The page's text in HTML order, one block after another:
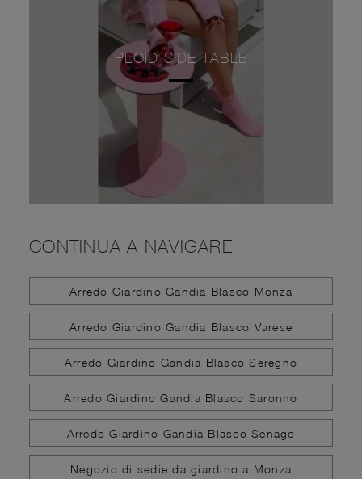
PLOID SIDE TABLE
CONTINUA A NAVIGARE
Arredo Giardino Gandia Blasco Monza
Arredo Giardino Gandia Blasco Varese
Arredo Giardino Gandia Blasco Seregno
Arredo Giardino Gandia Blasco Saronno
Arredo Giardino Gandia Blasco Senago
Negozio di sedie da giardino a Monza